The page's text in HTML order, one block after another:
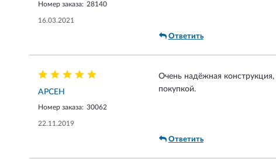
Номер заказа: 28140
16.03.2021
Ответить
АРСЕН
Номер заказа: 30062
22.11.2019
Очень надёжная
покупкой.
Ответить